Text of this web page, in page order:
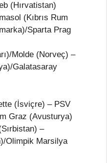
(Hırvatistan)
(Kıbrıs Rum
Sparta Prag
Molde (Norveç) –
Galatasaray
(İsviçre) – PSV
Graz (Avusturya)
–
Olimpik Marsilya